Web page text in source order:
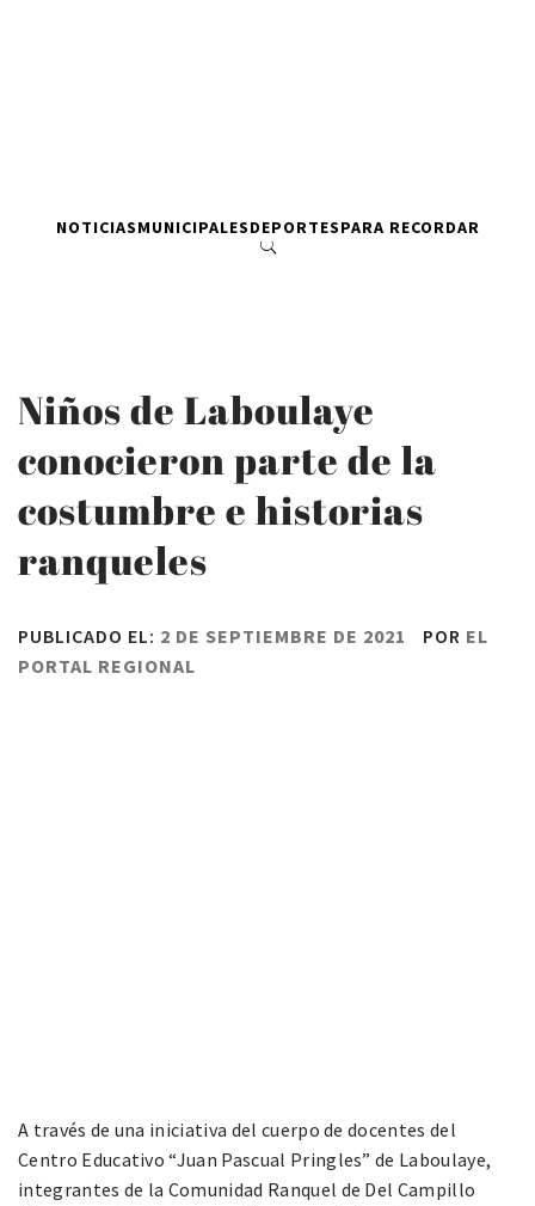
NOTICIASMUNICIPALESDEPORTESPARA RECORDAR
Niños de Laboulaye
conocieron parte de la
costumbre e historias
ranqueles
PUBLICADO EL: 2 DE SEPTIEMBRE DE 2021 POR EL
PORTAL REGIONAL
A través de una iniciativa del cuerpo de docentes del
Centro Educativo “Juan Pascual Pringles” de Laboulaye,
integrantes de la Comunidad Ranquel de Del Campillo